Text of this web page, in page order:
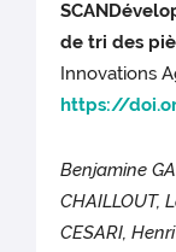
de tri des
Innovations
https://
Benjamine
CHAILLOUT,
CESARI,